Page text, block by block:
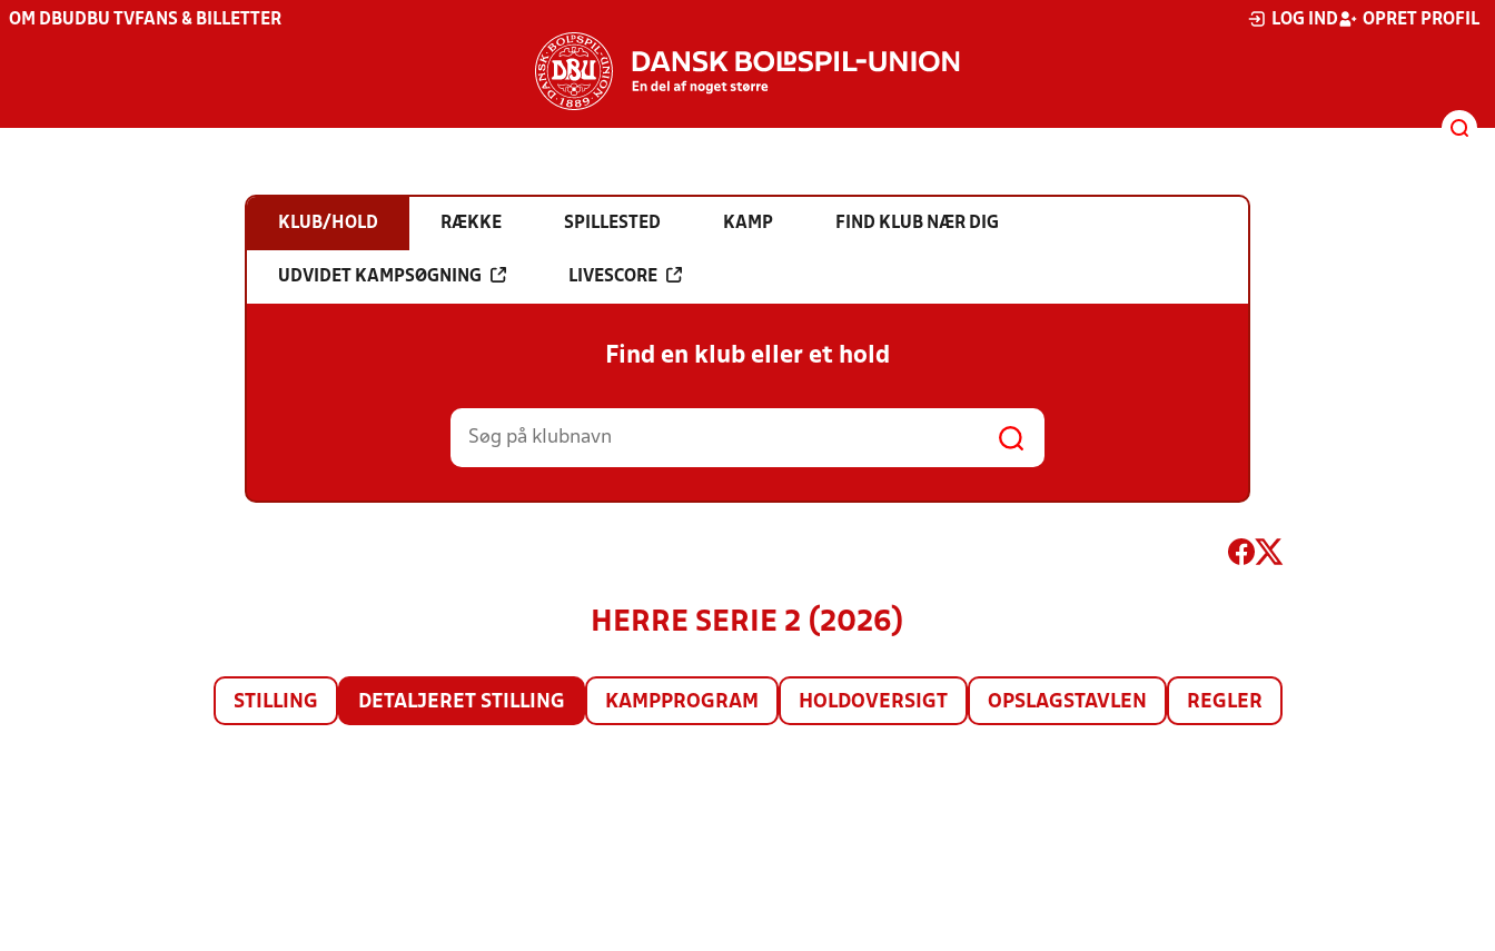
OM DBU DBU TV FANS & BILLETTER LOG IND OPRET PROFIL
KLUB/HOLD RÆKKE SPILLESTED KAMP FIND KLUB NÆR DIG
UDVIDET KAMPSØGNING LIVESCORE
Find en klub eller et hold
HERRE SERIE 2 (2026)
STILLING DETALJERET STILLING KAMPPROGRAM HOLDOVERSIGT OPSLAGSTAVLEN REGLER